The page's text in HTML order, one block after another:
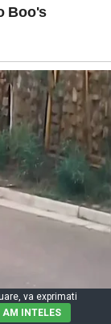
va exprimati
AM INTELES